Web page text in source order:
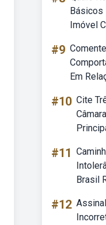
Básicos
Imóvel
#9
Em
#10 Cite
#11
Brasil
#12